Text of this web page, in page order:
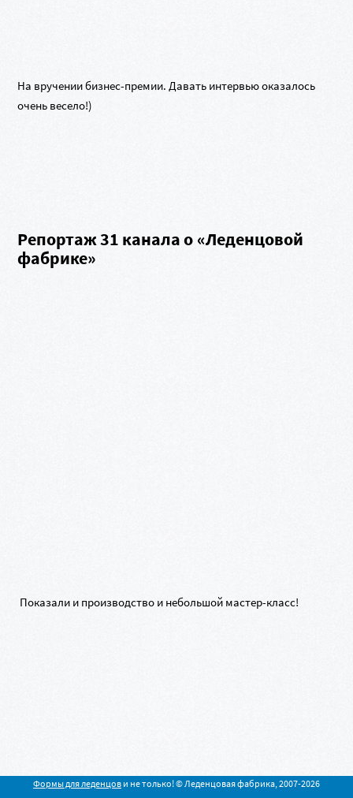
На вручениибизнес-премии. Давать интервью оказалось
очень весело!)
Репортаж 31 канала о «Леденцовой
фабрике»
Показали и производство и небольшой мастер-класс!
Формы для леденцов и не только! © Леденцовая фабрика, 2007-2026